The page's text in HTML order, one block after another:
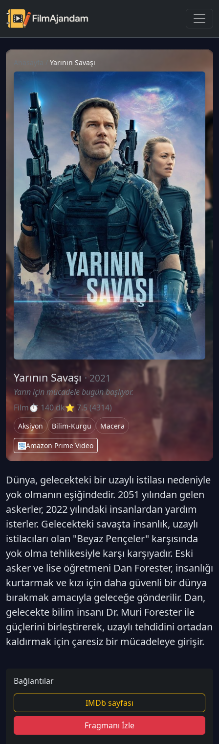
Yarının Savaşı
Yarının Savaşı · 2021
Yarın için mücadele bugün başlıyor.
Film⏱ 140 dk⭐ 7.5 (4314)
Aksiyon Bilim-Kurgu Macera
Amazon Prime Video
Dünya, gelecekteki bir uzaylı istilası nedeniyle
yok olmanın eşiğindedir. 2051 yılından gelen
askerler, 2022 yılındaki insanlardan yardım
isterler. Gelecekteki savaşta insanlık, uzaylı
istilacıları olan "Beyaz Pençeler" karşısında
yok olma tehlikesiyle karşı karşıyadır. Eski
asker ve lise öğretmeni Dan Forester, insanlığı
kurtarmak ve kızı için daha güvenli bir dünya
bırakmak amacıyla geleceğe gönderilir. Dan,
gelecekte bilim insanı Dr. Muri Forester ile
güçlerini birleştirerek, uzaylı tehdidini ortadan
kaldırmak için çaresiz bir mücadeleye girişir.
Bağlantılar
IMDb sayfası
Fragmanı İzle